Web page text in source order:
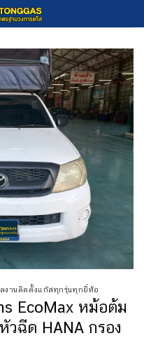
งานติดตั้งแก๊สทุกรุ่นทุกยี่ห้อ
EcoMax หม้อต้ม
วฉีด HANA กรอง